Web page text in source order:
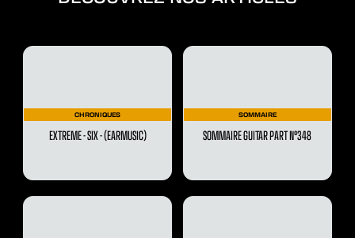
CHRONIQUES
EXTREME - SIX - (EARMUSIC)
SOMMAIRE
SOMMAIRE GUITAR PART N°348